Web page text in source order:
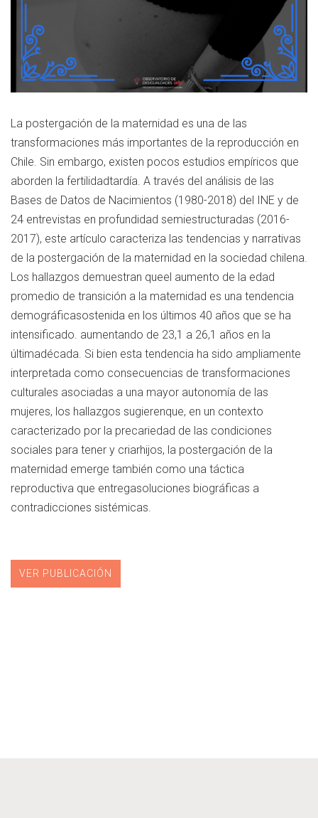
La postergación de la maternidad es una de las
transformaciones más importantes de la reproducción en
Chile. Sin embargo, existen pocos estudios empíricos que
aborden la fertilidadtardía. A través del análisis de las
Bases de Datos de Nacimientos (1980-2018) del INE y de
24 entrevistas en profundidad semiestructuradas (2016-
2017), este artículo caracteriza las tendencias y narrativas
de la postergación de la maternidad en la sociedad chilena.
Los hallazgos demuestran queel aumento de la edad
promedio de transición a la maternidad es una tendencia
demográficasostenida en los últimos 40 años que se ha
intensificado. aumentando de 23,1 a 26,1 años en la
últimadécada. Si bien esta tendencia ha sido ampliamente
interpretada como consecuencias de transformaciones
culturales asociadas a una mayor autonomía de las
mujeres, los hallazgos sugierenque, en un contexto
caracterizado por la precariedad de las condiciones
sociales para tener y criarhijos, la postergación de la
maternidad emerge también como una táctica
reproductiva que entregasoluciones biográficas a
contradicciones sistémicas.
VER PUBLICACIÓN